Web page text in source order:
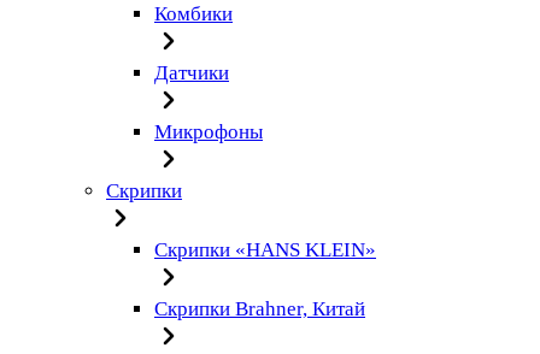
Комбики
Датчики
Микрофоны
Скрипки
Скрипки «HANS KLEIN»
Скрипки Brahner, Китай